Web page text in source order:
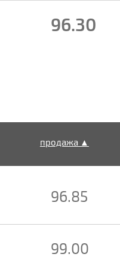
96.30
продажа ▲
96.85
99.00